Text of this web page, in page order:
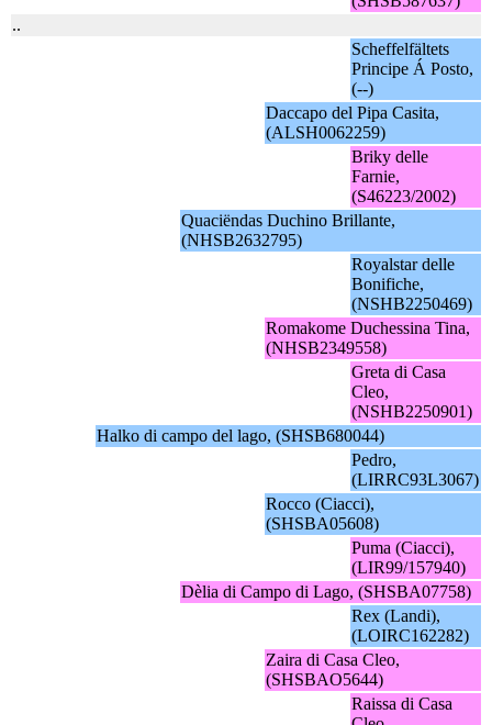
..
Scheffelfältets
Principe Á Posto,
(--)
Daccapo del Pipa Casita,
(ALSH0062259)
Briky delle
Farnie,
(S46223/2002)
Quaciëndas Duchino Brillante,
(NHSB2632795)
Royalstar delle
Bonifiche,
(NSHB2250469)
Romakome Duchessina Tina,
(NHSB2349558)
Greta di Casa
Cleo,
(NSHB2250901)
Halko di campo del lago, (SHSB680044)
Pedro,
(LIRRC93L3067)
Rocco (Ciacci),
(SHSBA05608)
Puma (Ciacci),
(LIR99/157940)
Dèlia di Campo di Lago, (SHSBA07758)
Rex (Landi),
(LOIRC162282)
Zaira di Casa Cleo,
(SHSBAO5644)
Raissa di Casa